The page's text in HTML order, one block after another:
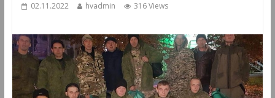
02.11.2022 hvadmin 316 Views